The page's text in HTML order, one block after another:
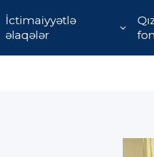
İctimaiyyətlə
əlaqələr